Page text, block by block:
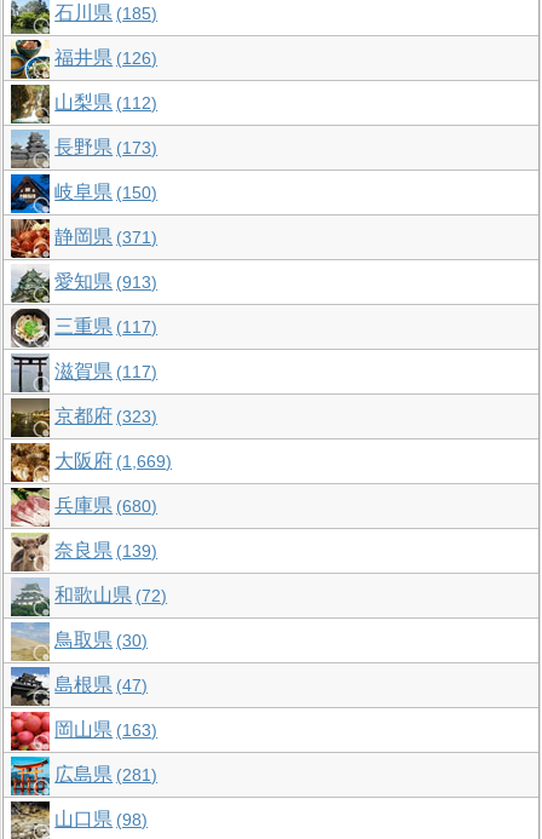
石川県 185
福井県 126
山梨県 112
長野県 173
岐阜県 150
静岡県 371
愛知県 913
三重県 117
滋賀県 117
京都府 323
大阪府 1,669
兵庫県 680
奈良県 139
和歌山県 72
鳥取県 30
島根県 47
岡山県 163
広島県 281
山口県 98